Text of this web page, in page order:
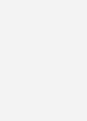
Ngoài ra, các chương
họng ở bệnh nhân nhỏ
cùng nhiều chính sách
Đa khoa An Việt để
hãy nhanh chân
được tư vấn hỗ trợ và